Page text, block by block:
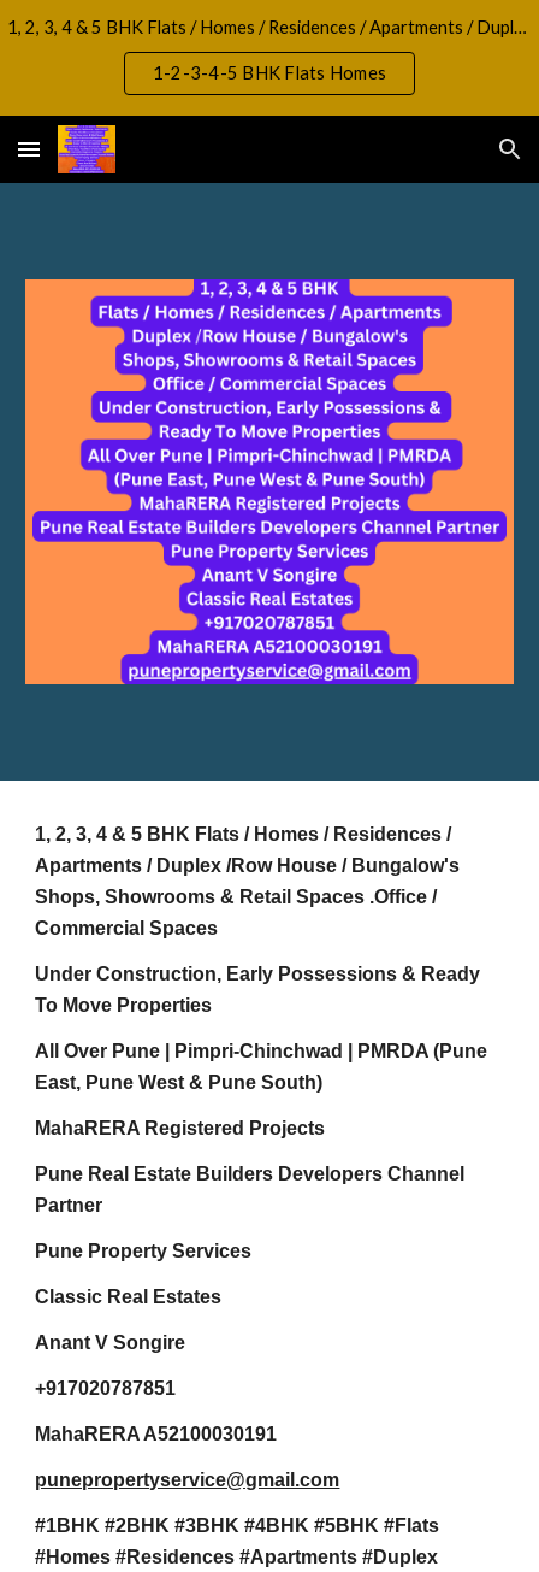
Skip to navigation
1, 2, 3, 4 & 5 BHK Flats / Homes / Residences / Apartments / Duplex / RowHouse / Bungalow, Shops, Showrooms & Retail Spaces Office / Commercial Spaces
1-2-3-4-5 BHK Flats Homes
1, 2, 3, 4 & 5 BHK Flats / Homes / Residences /
Apartments / Duplex /Row House / Bungalow's
Shops, Showrooms & Retail Spaces .Office /
Commercial Spaces
Under Construction, Early Possessions & Ready
To Move Properties
All Over Pune | Pimpri-Chinchwad | PMRDA (Pune
East, Pune West & Pune South)
MahaRERA Registered Projects
Pune Real Estate Builders Developers Channel
Partner
Pune Property Services
Classic Real Estates
Anant V Songire
+917020787851
MahaRERA A52100030191
punepropertyservice@gmail.com
#1BHK #2BHK #3BHK #4BHK #5BHK #Flats
#Homes #Residences #Apartments #Duplex